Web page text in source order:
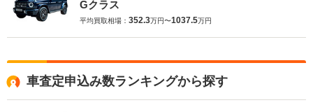
Gクラス
平均買取相場： 352.3万円〜1037.5万円
車査定申込み数ランキングから探す